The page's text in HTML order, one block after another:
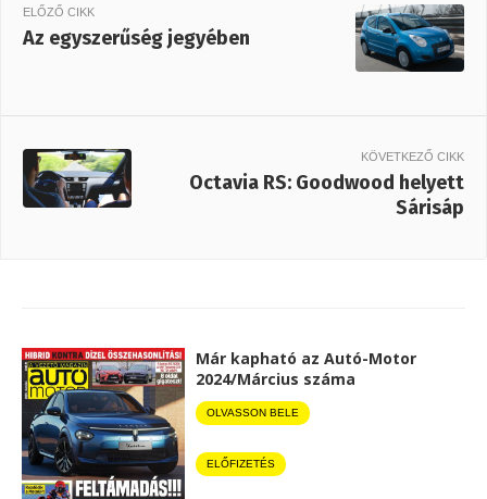
ELŐZŐ CIKK
Az egyszerűség jegyében
KÖVETKEZŐ CIKK
Octavia RS: Goodwood helyett
Sárisáp
Már kapható az Autó-Motor
2024/Március száma
OLVASSON BELE
ELŐFIZETÉS